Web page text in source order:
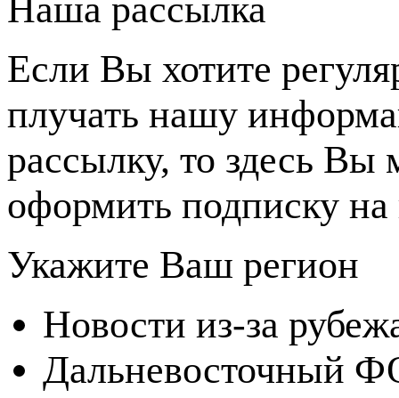
Наша рассылка
Если Вы хотите
плучать нашу
рассылку, то здесь Вы
оформить подписку на
Укажите Ваш регион
Новости из-за
Дальневосточный